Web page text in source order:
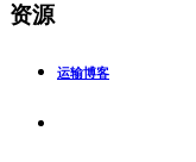
资源
运输博客